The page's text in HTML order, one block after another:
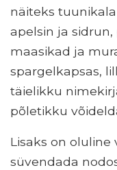
näiteks
apelsin ja
maasikad ja
spargelkapsas,
täielikku
põletikku
Lisaks on oluline
süvendada